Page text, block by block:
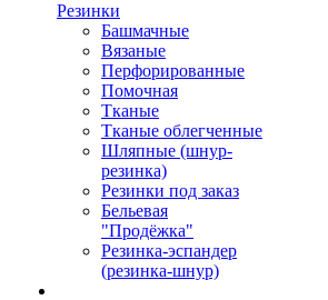
Резинки
Башмачные
Вязаные
Перфорированные
Помочная
Тканые
Тканые облегченные
Шляпные (шнур-
резинка)
Резинки под заказ
Бельевая
"Продёжка"
Резинка-эспандер
(резинка-шнур)